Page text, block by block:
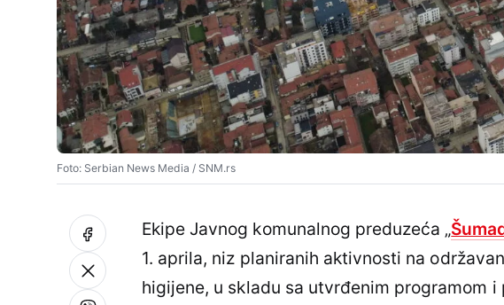
Foto: Serbian News Media / SNM.rs
Ekipe Javnog komunalnog preduzeća „
1. aprila, niz planiranih aktivnosti na
higijene, u skladu sa utvrđenim programom